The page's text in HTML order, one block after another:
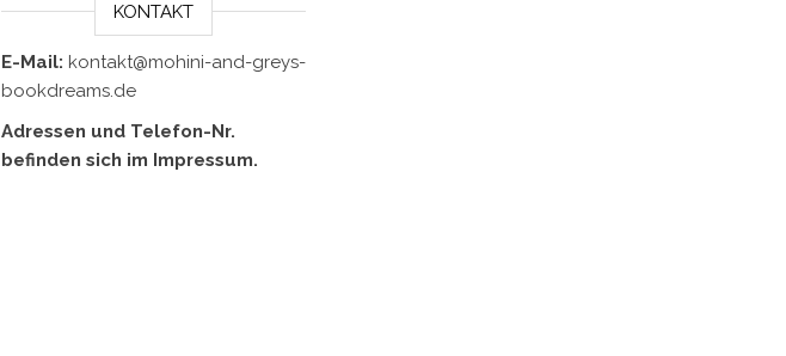
KONTAKT
E-Mail: kontakt@mohini-and-greys-
bookdreams.de
Adressen und Telefon-Nr.
befinden sich im Impressum.